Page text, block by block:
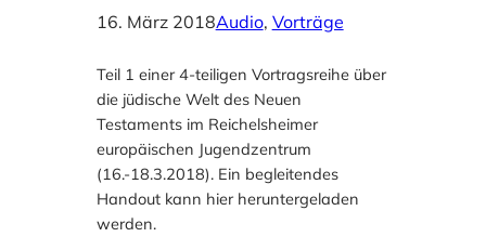
16. März 2018Audio, Vorträge
Teil 1 einer 4-teiligen Vortragsreihe über
die jüdische Welt des Neuen
Testaments im Reichelsheimer
europäischen Jugendzentrum
(16.-18.3.2018). Ein begleitendes
Handout kann hier heruntergeladen
werden.